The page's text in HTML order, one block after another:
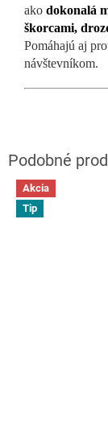
ako dokonalá
škorcami,
Pomáhajú aj
návštevníkom.
Akcia
Tip